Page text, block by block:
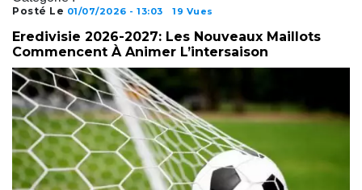
Posté Le 01/07/2026 - 13:03 19 Vues
Eredivisie 2026-2027: Les Nouveaux Maillots
Commencent À Animer L’intersaison